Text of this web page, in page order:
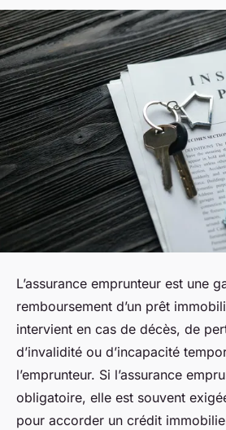
L’assurance emprunteur est une
remboursement d’un prêt
intervient en cas de décès, de
d’invalidité ou d’incapacité
l’emprunteur. Si l’assurance
obligatoire, elle est souvent
pour accorder un crédit